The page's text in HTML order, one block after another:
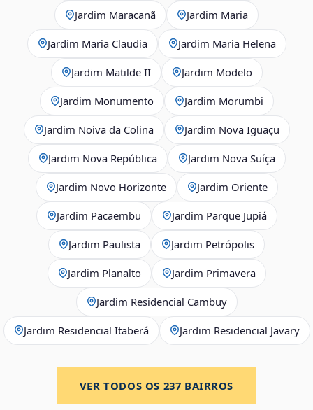
Jardim Maracanã Jardim Maria
Jardim Maria Claudia Jardim Maria Helena
Jardim Matilde II Jardim Modelo
Jardim Monumento Jardim Morumbi
Jardim Noiva da Colina Jardim Nova Iguaçu
Jardim Nova República Jardim Nova Suíça
Jardim Novo Horizonte Jardim Oriente
Jardim Pacaembu Jardim Parque Jupiá
Jardim Paulista Jardim Petrópolis
Jardim Planalto Jardim Primavera
Jardim Residencial Cambuy
Jardim Residencial Itaberá Jardim Residencial Javary
VER TODOS OS 237 BAIRROS